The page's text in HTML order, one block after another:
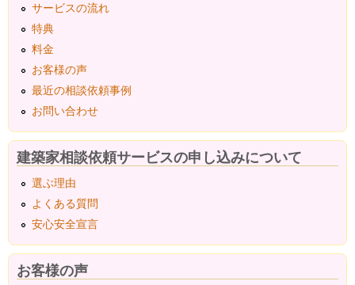
サービスの流れ
特典
料金
お客様の声
最近の相談依頼事例
お問い合わせ
建築家相談依頼サービスの申し込みについて
選ぶ理由
よくある質問
安心安全宣言
お客様の声